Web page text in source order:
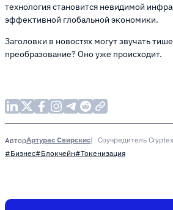
технология становится невидимой
эффективной глобальной экономики.
Заголовки в новостях могут звучать
преобразование? Оно уже происходит.
АвторАртурас Свирскис
Соучредитель
#Бизнес#Блокчейн#Токенизация